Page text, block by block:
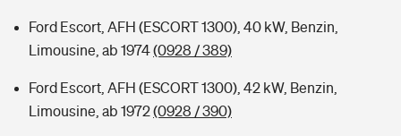
Ford Escort, AFH (ESCORT 1300), 40 kW, Benzin,
Limousine, ab 1974(0928 / 389)
Ford Escort, AFH (ESCORT 1300), 42 kW, Benzin,
Limousine, ab 1972(0928 / 390)